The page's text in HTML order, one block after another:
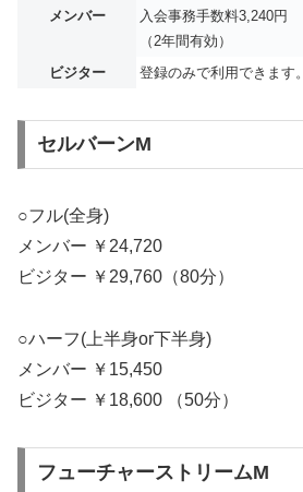
メンバー
入会事務手数料3,240円
（2年間有効）
ビジター
登録のみで利用できます。
セルバーンM
○フル(全身)
メンバー ￥24,720
ビジター ￥29,760（80分）
○ハーフ(上半身or下半身)
メンバー ￥15,450
ビジター ￥18,600 （50分）
フューチャーストリームM